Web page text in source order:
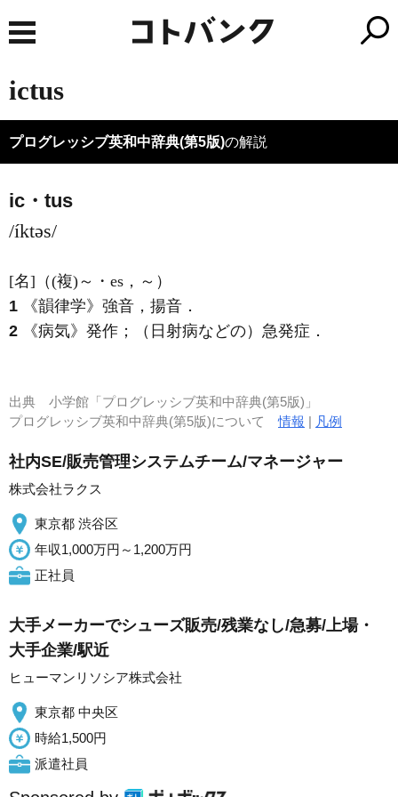
ictus
プログレッシブ英和中辞典(第5版)の解説
ic・tus
/íktəs/
[名] （(複)～・es，～）
1
《韻律学》 強音，揚音 ．
2
《病気》 発作；（日射病などの）急発症 ．
出典 小学館「プログレッシブ英和中辞典(第5版)」
プログレッシブ英和中辞典(第5版)について情報 | 凡例
社内SE/販売管理システムチーム/マネージャー
株式会社ラクス
東京都 渋谷区
年収1,000万円～1,200万円
正社員
大手メーカーでシューズ販売/残業なし/急募/上場・
大手企業/駅近
ヒューマンリソシア株式会社
東京都 中央区
時給1,500円
派遣社員